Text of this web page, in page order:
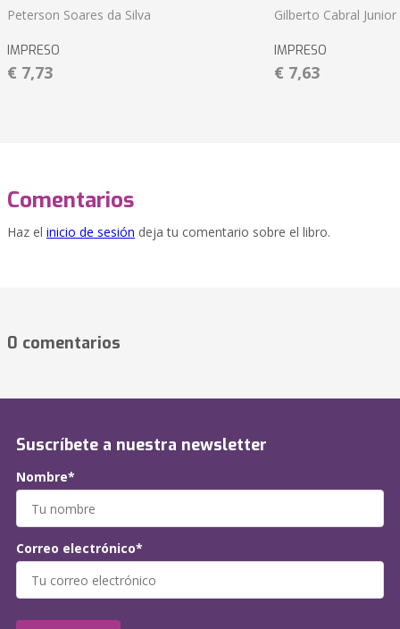
Peterson Soares da Silva
IMPRESO
€ 7,73
Gilberto Cabral Junior
IMPRESO
€ 7,63
Comentarios
Haz el inicio de sesión deja tu comentario sobre el libro.
0 comentarios
Suscríbete a nuestra newsletter
Nombre*
Correo electrónico*